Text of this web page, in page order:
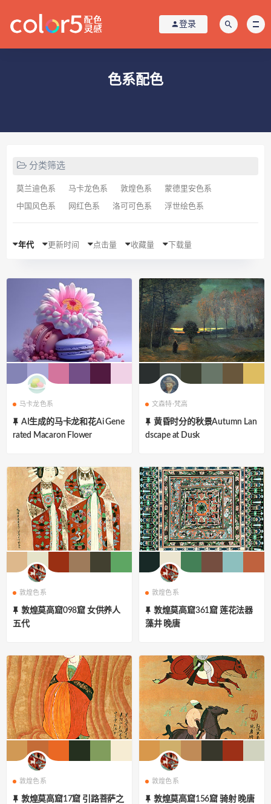
登录
色系配色
分类筛选
莫兰迪色系 马卡龙色系 敦煌色系 蒙德里安色系
中国风色系 网红色系 洛可可色系 浮世绘色系
年代 更新时间 点击量 收藏量 下载量
马卡龙色系
AI生成的马卡龙和花Ai Gene
rated Macaron Flower
文森特·梵高
黄昏时分的秋景Autumn Lan
dscape at Dusk
敦煌色系
敦煌莫高窟098窟 女供养人
五代
敦煌色系
敦煌莫高窟361窟 莲花法器
藻井 晚唐
敦煌色系
敦煌莫高窟17窟 引路菩萨之
敦煌色系
敦煌莫高窟156窟 骑射 晚唐